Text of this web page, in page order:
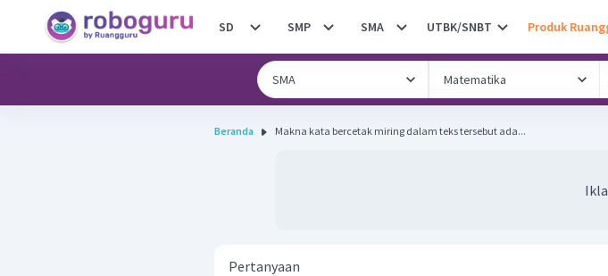
SD SMP SMA UTBK/SNBT Produk
Beranda Makna kata bercetak miring dalam teks tersebut ada...
Pertanyaan